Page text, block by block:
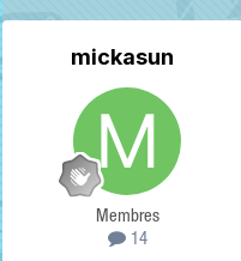
mickasun
Membres
14